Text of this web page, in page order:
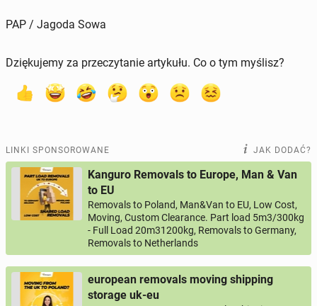
PAP / Jagoda Sowa
Dziękujemy za przeczytanie artykułu. Co o tym myślisz?
LINKI SPONSOROWANE JAK DODAĆ?
Kanguro Removals to Europe, Man & Van
to EU
Removals to Poland, Man&Van to EU, Low Cost,
Moving, Custom Clearance. Part load 5m3/300kg
- Full Load 20m31200kg, Removals to Germany,
Removals to Netherlands
european removals moving shipping
storage uk-eu